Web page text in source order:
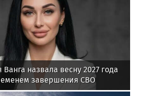
назвала весну 2027 года
завершения СВО